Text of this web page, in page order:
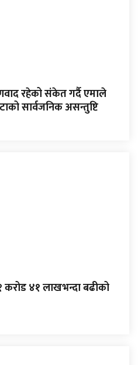
रहेको संकेत गर्दै एमाले
सार्वजनिक असन्तुष्टि
करोड ४१ लाखभन्दा बढीको